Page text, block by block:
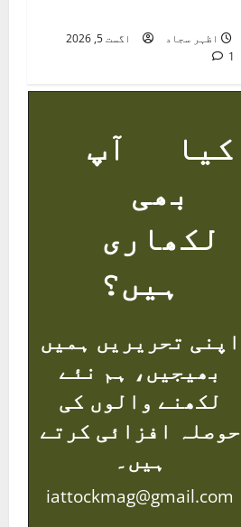
اظہر سجاد
اگست 5, 2026
1
کیا آپ
بھی
لکھاری
ہیں؟
اپنی تحریریں ہمیں
بھیجیں، ہم نئے
لکھنے والوں کی
حوصلہ افزائی کرتے
ہیں۔
iattockmag@gmail.com